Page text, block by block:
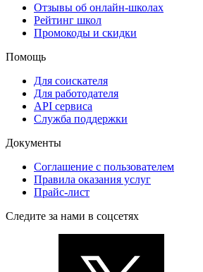
Отзывы об онлайн-школах
Рейтинг школ
Промокоды и скидки
Помощь
Для соискателя
Для работодателя
API сервиса
Служба поддержки
Документы
Соглашение с пользователем
Правила оказания услуг
Прайс-лист
Следите за нами в соцсетях